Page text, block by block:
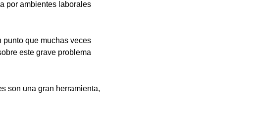
por ambientes laborales
punto que muchas veces
este grave problema
son una gran herramienta,